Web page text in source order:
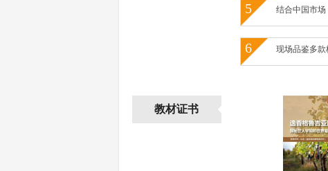
5 结合中国市
6 现场品鉴多
教材证书